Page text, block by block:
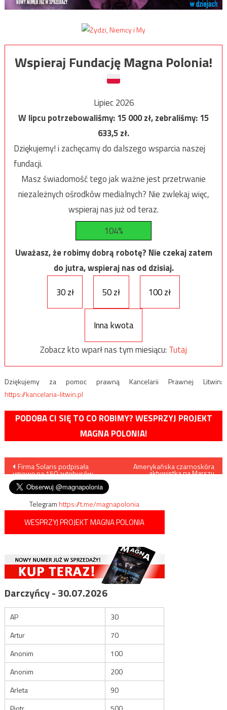
Wspieraj Fundację Magna Polonia!
Lipiec 2026
W lipcu potrzebowaliśmy:15 000zł, zebraliśmy:15
633,5zł.
Dziękujemy! i zachęcamy do dalszego wsparcia naszej
fundacji.
Masz świadomość tego jak ważne jest przetrwanie
niezależnych ośrodków medialnych? Nie zwlekaj więc,
wspieraj nas już od teraz.
104%
Uważasz, że robimy dobrą robotę? Nie czekaj zatem
do jutra, wspieraj nas od dzisiaj.
30 zł
50 zł 100 zł
Inna kwota
Zobacz kto wparł nas tym miesiącu: Tutaj
Dziękujemy za pomoc prawną Kancelarii Prawnej Litwin:
https://kancelaria-litwin.pl
PODOBA CI SIĘ TO CO ROBIMY? WESPRZYJ PROJEKT
MAGNA POLONIA!
Nawigacja
wpisu
Firma Solaris podpisała
umowę na 150 autobusów
Amerykańska czarnoskóra
aktywistka na Marszu
Telegramhttps://t.me/magnapolonia
WESPRZYJ PROJEKT MAGNA POLONIA
Darczyńcy - 30.07.2026
AP
30
Artur
70
Anonim
100
Anonim
200
Arleta
90